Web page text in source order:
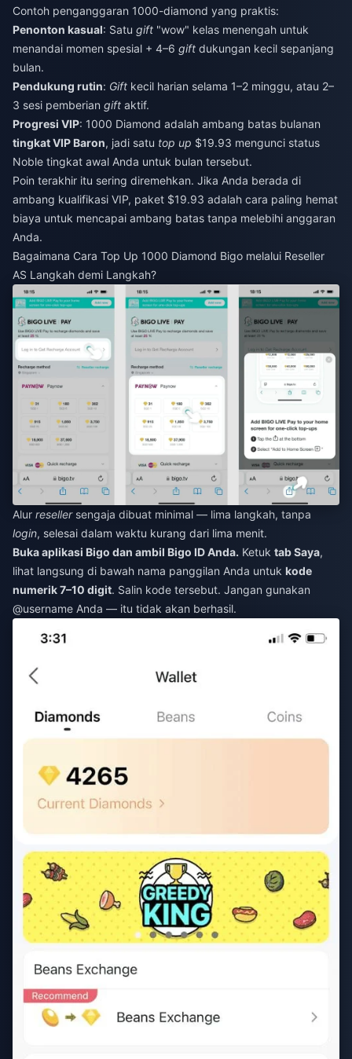
Contoh penganggaran 1000-diamond yang praktis:
Penonton kasual: Satu gift "wow" kelas menengah untuk
menandai momen spesial + 4–6 gift dukungan kecil sepanjang
bulan.
Pendukung rutin: Gift kecil harian selama 1–2 minggu, atau 2–
3 sesi pemberian gift aktif.
Progresi VIP: 1000 Diamond adalah ambang batas bulanan
tingkat VIP Baron, jadi satu top up $19.93 mengunci status
Noble tingkat awal Anda untuk bulan tersebut.
Poin terakhir itu sering diremehkan. Jika Anda berada di
ambang kualifikasi VIP, paket $19.93 adalah cara paling hemat
biaya untuk mencapai ambang batas tanpa melebihi anggaran
Anda.
Bagaimana Cara Top Up 1000 Diamond Bigo melalui Reseller
AS Langkah demi Langkah?
Alur resellersengaja dibuat minimal — lima langkah, tanpa
login, selesai dalam waktu kurang dari lima menit.
Buka aplikasi Bigo dan ambil Bigo ID Anda. Ketuk tab Saya,
lihat langsung di bawah nama panggilan Anda untuk kode
numerik 7–10 digit. Salin kode tersebut. Jangan gunakan
@username Anda — itu tidak akan berhasil.